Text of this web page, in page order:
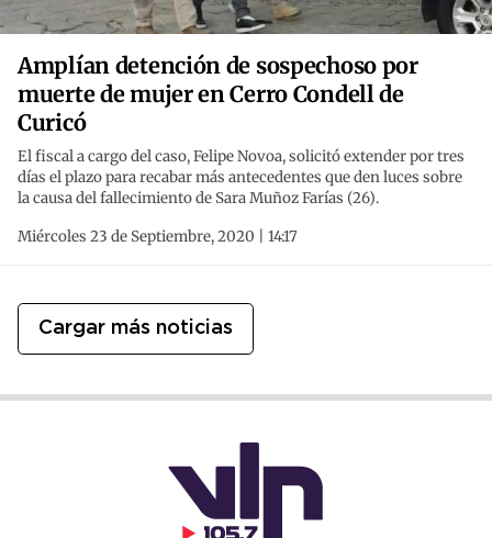
Amplían detención de sospechoso por
muerte de mujer en Cerro Condell de
Curicó
El fiscal a cargo del caso, Felipe Novoa, solicitó extender por tres
días el plazo para recabar más antecedentes que den luces sobre
la causa del fallecimiento de Sara Muñoz Farías (26).
Miércoles 23 de Septiembre, 2020 | 14:17
Cargar más noticias